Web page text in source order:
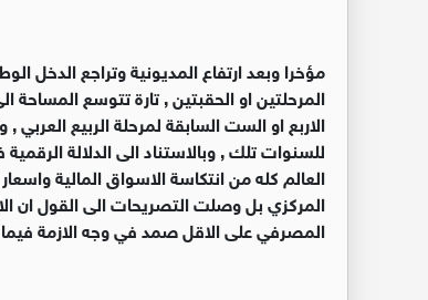
مؤخرا وبعد ارتفاع المديونية وتراجع الدخل
المرحلتين او الحقبتين , تارة تتوسع المساحة
الاربع او الست السابقة لمرحلة الربيع
العالم كله من انتكاسة الاسواق المالية
المركزي بل وصلت التصريحات الى القول ان
المصرفي على الاقل صمد في وجه الازمة